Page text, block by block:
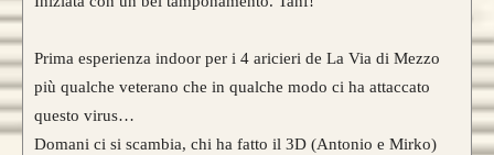
Prima esperienza indoor per i 4 aricieri de La Via di Mezzo
più qualche veterano che in qualche modo ci ha attaccato
questo virus…
Domani ci si scambia, chi ha fatto il 3D (Antonio e Mirko)